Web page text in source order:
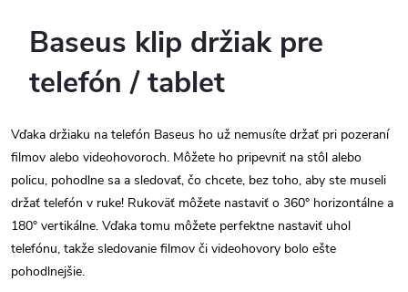
Baseus klip držiak pre
telefón / tablet
Vďaka držiaku na telefón Baseus ho už nemusíte držať pri pozeraní
filmov alebo videohovoroch. Môžete ho pripevniť na stôl alebo
policu, pohodlne sa a sledovať, čo chcete, bez toho, aby ste museli
držať telefón v ruke! Rukoväť môžete nastaviť o 360° horizontálne a
180° vertikálne. Vďaka tomu môžete perfektne nastaviť uhol
telefónu, takže sledovanie filmov či videohovory bolo ešte
pohodlnejšie.